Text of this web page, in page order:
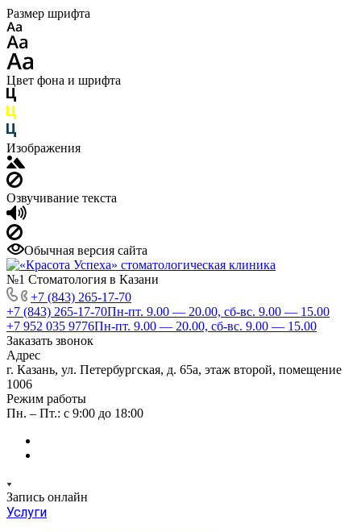
Размер шрифта
Цвет фона и шрифта
Изображения
Озвучивание текста
Обычная версия сайта
№1 Стоматология в Казани
+7 (843) 265-17-70
+7 (843) 265-17-70Пн-пт. 9.00 — 20.00, сб-вс. 9.00 — 15.00
+7 952 035 9776Пн-пт. 9.00 — 20.00, сб-вс. 9.00 — 15.00
Заказать звонок
Адрес
г. Казань, ул. Петербургская, д. 65а, этаж второй, помещение
1006
Режим работы
Пн. – Пт.: с 9:00 до 18:00
Запись онлайн
Услуги